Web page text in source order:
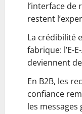
l’interface de
restent
La crédibilité
fabrique: l’E-
deviennent
En B2B, les
confiance
les messages